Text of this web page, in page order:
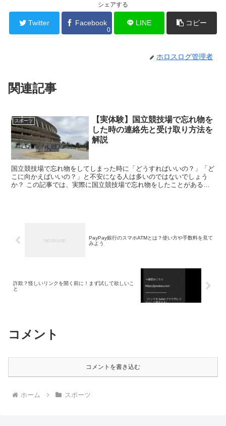
シェアする
Twitter Facebook
0
LINE コピー
ホロスログ管理者
関連記事
スポーツ
【実体験】国立競技場で忘れ物を
した時の連絡先と受け取り方法を
解説
国立競技場で忘れ物をしてしまった時に「どうすればいいの？」「ど
こに向かえばいいの？」と不安になる人は多いのではないでしょう
か？ この記事では、実際に国立競技場で忘れ物をしたことがある筆
PayPay銀行のスマホATMとは？使い方や手数料を見て
みよう
詐欺？怪しいリンクを開く前に！まず試して欲しいこ
と
コメント
コメントを書き込む
ホーム スポーツ